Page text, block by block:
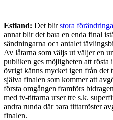
Estland: Det blirstora
annat blir det bara en enda final
sändningarna och antalet
Av låtarna som väljs ut väljer en
publiken ges möjligheten att
övrigt känns mycket igen från det
själva finalen som kommer att
första omgången framförs
med tv-tittarna utser tre s.k.
andra runda där bara tittarröster
finalen.